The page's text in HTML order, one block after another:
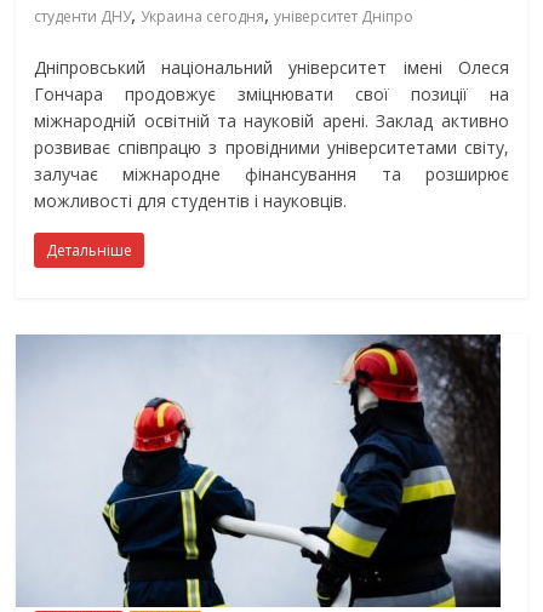
студенти ДНУ, Украина сегодня,університет Дніпро
Дніпровський національний університет імені Олеся
Гончара продовжує зміцнювати свої позиції на
міжнародній освітній та науковій арені. Заклад активно
розвиває співпрацю з провідними університетами світу,
залучає міжнародне фінансування та розширює
можливості для студентів і науковців.
Детальніше